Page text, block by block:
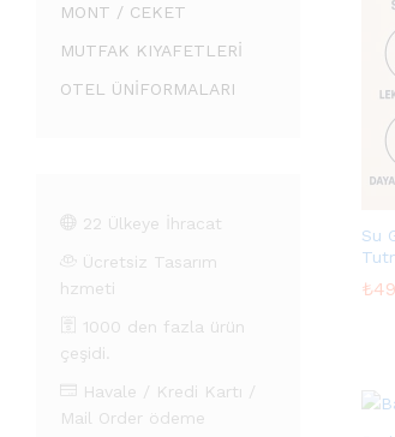
Su
₺
MONT / CEKET
MUTFAK KIYAFETLERİ
OTEL ÜNİFORMALARI
22 Ülkeye İhracat
Ücretsiz Tasarım
hzmeti
1000 den fazla ürün
çeşidi.
Havale / Kredi Kartı /
Mail Order ödeme